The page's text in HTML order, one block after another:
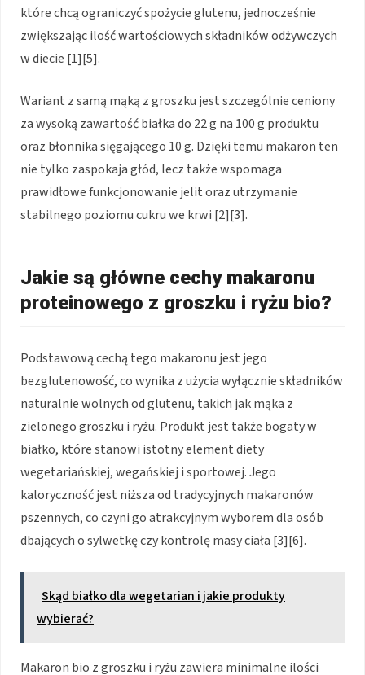
które chcą ograniczyć spożycie glutenu, jednocześnie
zwiększając ilość wartościowych składników odżywczych
w diecie [1][5].
Wariant z samą mąką z groszku jest szczególnie ceniony
za wysoką zawartość białka do 22 g na 100 g produktu
oraz błonnika sięgającego 10 g. Dzięki temu makaron ten
nie tylko zaspokaja głód, lecz także wspomaga
prawidłowe funkcjonowanie jelit oraz utrzymanie
stabilnego poziomu cukru we krwi [2][3].
Jakie są główne cechy makaronu
proteinowego z groszku i ryżu bio?
Podstawową cechą tego makaronu jest jego
bezglutenowość, co wynika z użycia wyłącznie składników
naturalnie wolnych od glutenu, takich jak mąka z
zielonego groszku i ryżu. Produkt jest także bogaty w
białko, które stanowi istotny element diety
wegetariańskiej, wegańskiej i sportowej. Jego
kaloryczność jest niższa od tradycyjnych makaronów
pszennych, co czyni go atrakcyjnym wyborem dla osób
dbających o sylwetkę czy kontrolę masy ciała [3][6].
Skąd białko dla wegetarian i jakie produkty
wybierać?
Makaron bio z groszku i ryżu zawiera minimalne ilości